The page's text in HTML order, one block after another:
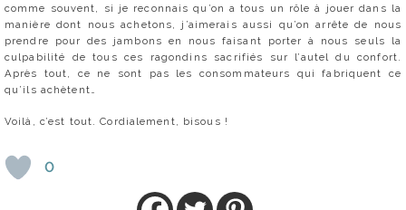
comme souvent, si je reconnais qu’on a tous un rôle à jouer dans la
manière dont nous achetons, j’aimerais aussi qu’on arrête de nous
prendre pour des jambons en nous faisant porter à nous seuls la
culpabilité de tous ces ragondins sacrifiés sur l’autel du confort.
Après tout, ce ne sont pas les consommateurs qui fabriquent ce
qu’ils achètent…
Voilà, c’est tout. Cordialement, bisous !
0